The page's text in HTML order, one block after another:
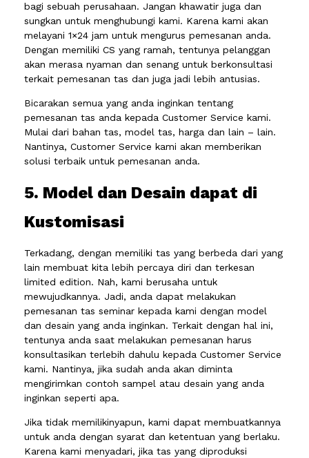
bagi sebuah perusahaan. Jangan khawatir juga dan
sungkan untuk menghubungi kami. Karena kami akan
melayani 1×24 jam untuk mengurus pemesanan anda.
Dengan memiliki CS yang ramah, tentunya pelanggan
akan merasa nyaman dan senang untuk berkonsultasi
terkait pemesanan tas dan juga jadi lebih antusias.
Bicarakan semua yang anda inginkan tentang
pemesanan tas anda kepada Customer Service kami.
Mulai dari bahan tas, model tas, harga dan lain – lain.
Nantinya, Customer Service kami akan memberikan
solusi terbaik untuk pemesanan anda.
5. Model dan Desain dapat di
Kustomisasi
Terkadang, dengan memiliki tas yang berbeda dari yang
lain membuat kita lebih percaya diri dan terkesan
limited edition. Nah, kami berusaha untuk
mewujudkannya. Jadi, anda dapat melakukan
pemesanan tas seminar kepada kami dengan model
dan desain yang anda inginkan. Terkait dengan hal ini,
tentunya anda saat melakukan pemesanan harus
konsultasikan terlebih dahulu kepada Customer Service
kami. Nantinya, jika sudah anda akan diminta
mengirimkan contoh sampel atau desain yang anda
inginkan seperti apa.
Jika tidak memilikinyapun, kami dapat membuatkannya
untuk anda dengan syarat dan ketentuan yang berlaku.
Karena kami menyadari, jika tas yang diproduksi